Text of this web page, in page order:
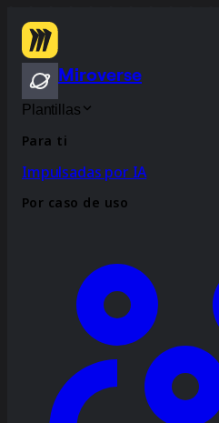
Miroverse
Plantillas
Para ti
Impulsadas por IA
Por caso de uso